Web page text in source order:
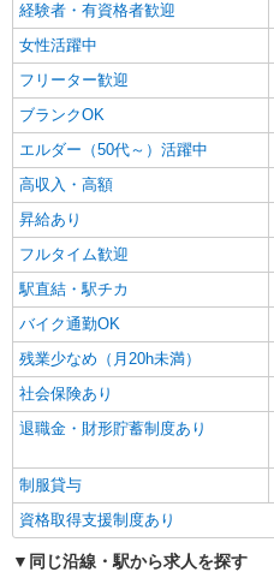
経験者・有資格者歓迎
女性活躍中
フリーター歓迎
ブランクOK
エルダー（50代～）活躍中
高収入・高額
昇給あり
フルタイム歓迎
駅直結・駅チカ
バイク通勤OK
残業少なめ（月20h未満）
社会保険あり
退職金・財形貯蓄制度あり
制服貸与
資格取得支援制度あり
同じ沿線・駅から求人を探す